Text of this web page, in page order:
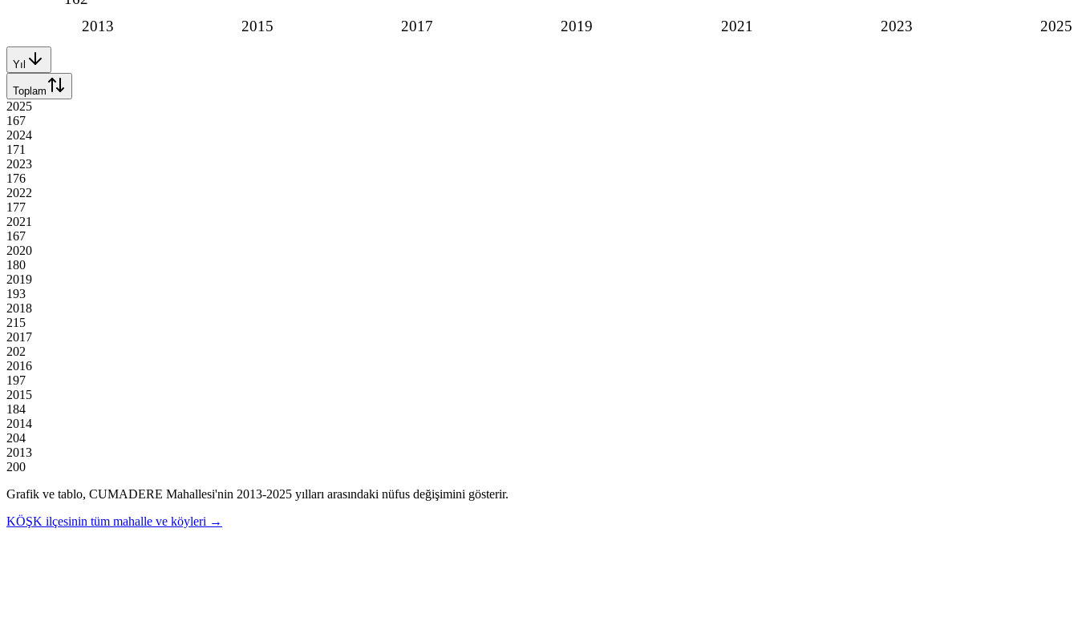
2013 2015 2017 2019 2021 2023 2025
Yıl
Toplam
2025
167
2024
171
2023
176
2022
177
2021
167
2020
180
2019
193
2018
215
2017
202
2016
197
2015
184
2014
204
2013
200
Grafik ve tablo, CUMADERE Mahallesi'nin 2013-2025 yılları arasındaki nüfus değişimini gösterir.
KÖŞK ilçesinin tüm mahalle ve köyleri →